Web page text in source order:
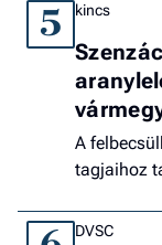
5 kincs
A
tagjaihoz
DVSC